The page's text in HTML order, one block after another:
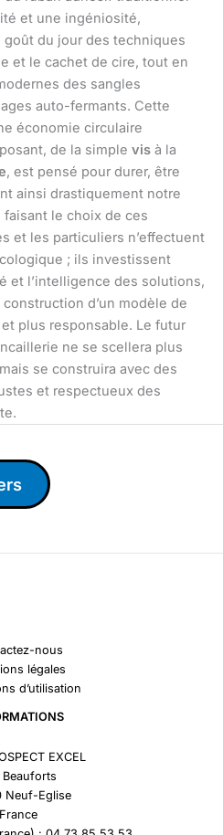
et une ingéniosité,
du jour des techniques
et le cachet de cire, tout en
des sangles
auto-fermants. Cette
économie circulaire
de la simple vis à la
, est pensé pour durer, être
ainsi drastiquement notre
le choix de ces
et les particuliers n’effectuent
; ils investissent
et l’intelligence des solutions,
d’un modèle de
plus responsable. Le futur
ne se scellera plus
se construira avec des
et respectueux des
nous
légales
d’utilisation
EXCEL
Beauforts
Neuf-Eglise
France